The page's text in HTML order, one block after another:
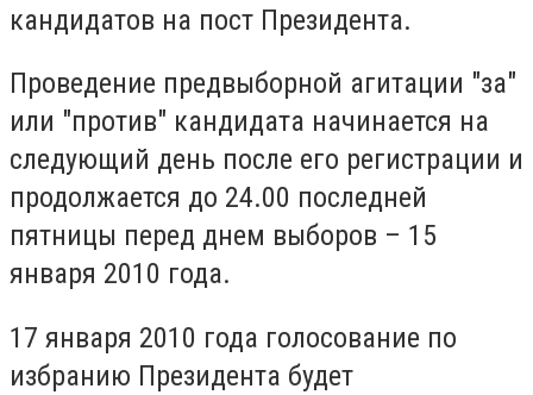
кандидатов на пост Президента.
Проведение предвыборной агитации "за"
или "против" кандидата начинается на
следующий день после его регистрации и
продолжается до 24.00 последней
пятницы перед днем выборов – 15
января 2010 года.
17 января 2010 года голосование по
избранию Президента будет